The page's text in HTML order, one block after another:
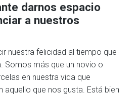
darnos espacio
a nuestros
nuestra felicidad al tiempo que
Somos más que un novio o
en nuestra vida que
aquello que nos gusta. Está bien